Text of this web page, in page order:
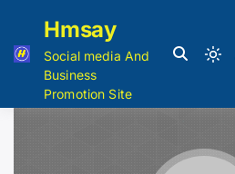
Hmsay
Social media And
Business
Promotion Site